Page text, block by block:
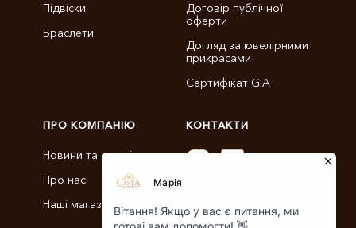
Підвіски
Браслети
Договір публічної
оферти
Догляд за ювелірними
прикрасами
Сертифікат GIA
ПРО КОМПАНІЮ
Новини та статті
Про нас
Наші магазини
КОНТАКТИ
+38 (096) 900-11-22